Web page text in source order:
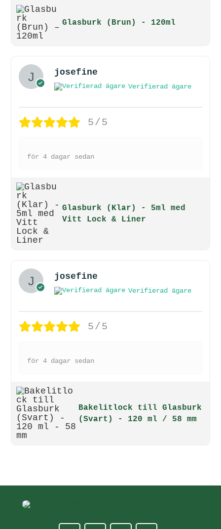
Glasburk (Brun) - 120ml
josefine
Verifierad ägare
5/5
för 4 dagar sedan
Glasburk (Klar) - 5ml med
Vitt Lock & Liner
josefine
Verifierad ägare
5/5
för 4 dagar sedan
Bakelitlock till Glasburk
(Svart) - 120 ml / 58 mm